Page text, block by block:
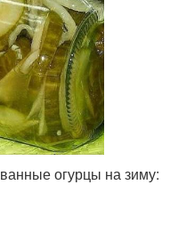
огурцы на зиму: